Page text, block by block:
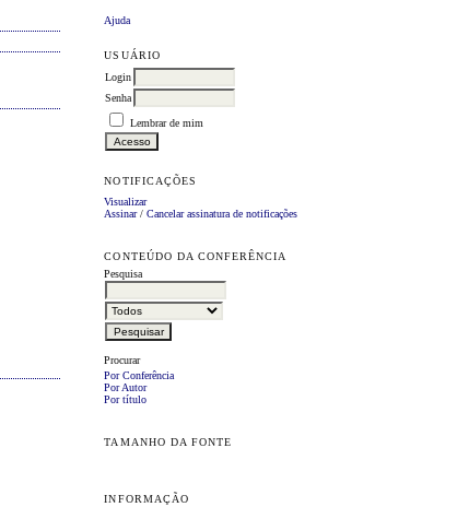
Ajuda
USUÁRIO
Login
Senha
Lembrar de mim
NOTIFICAÇÕES
Visualizar
Assinar/Cancelar assinatura de notificações
CONTEÚDO DA CONFERÊNCIA
Pesquisa
Procurar
Por Conferência
Por Autor
Por título
TAMANHO DA FONTE
INFORMAÇÃO